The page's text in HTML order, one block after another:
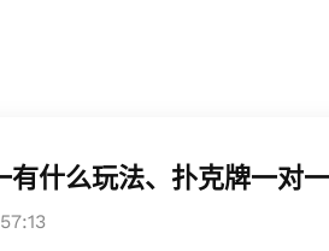
有什么玩法、扑克牌一对